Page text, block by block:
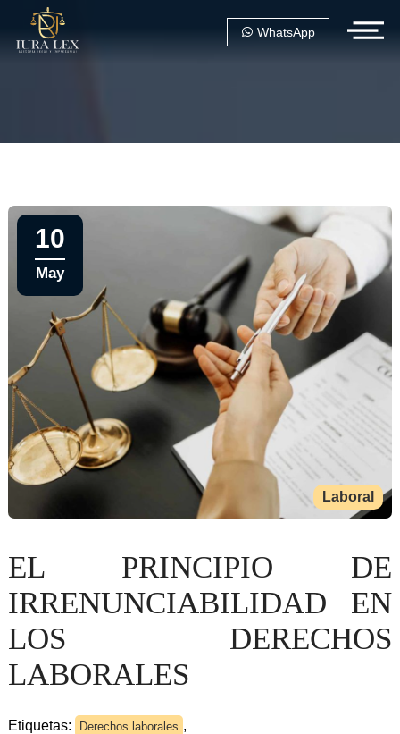
WhatsApp
Laboral
10
May
EL PRINCIPIO DE
IRRENUNCIABILIDAD EN
LOS DERECHOS
LABORALES
Etiquetas: Derechos laborales ,